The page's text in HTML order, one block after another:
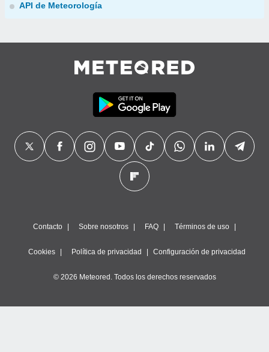
API de Meteorología
Contacto Sobre nosotros FAQ Términos de uso
Cookies Política de privacidad Configuración de privacidad
© 2026 Meteored. Todos los derechos reservados